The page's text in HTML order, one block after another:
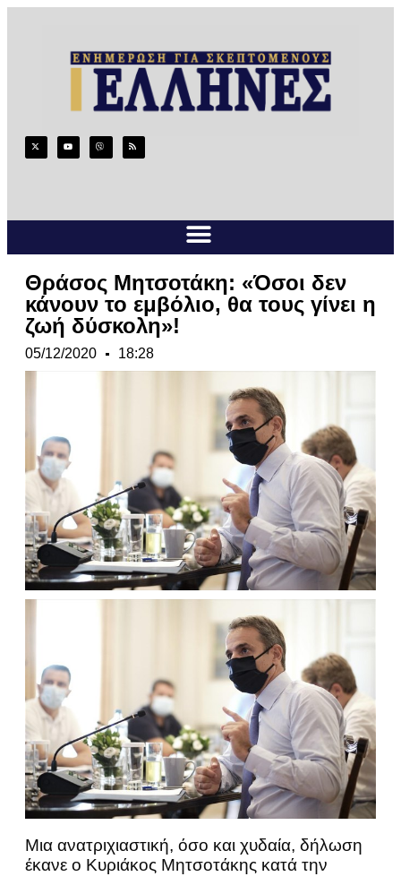
Θράσος Μητσοτάκη: «Όσοι δεν
κάνουν το εμβόλιο, θα τους γίνει η
ζωή δύσκολη»!
05/12/2020 18:28
Μια ανατριχιαστική, όσο και χυδαία, δήλωση
έκανε ο Κυριάκος Μητσοτάκης κατά την